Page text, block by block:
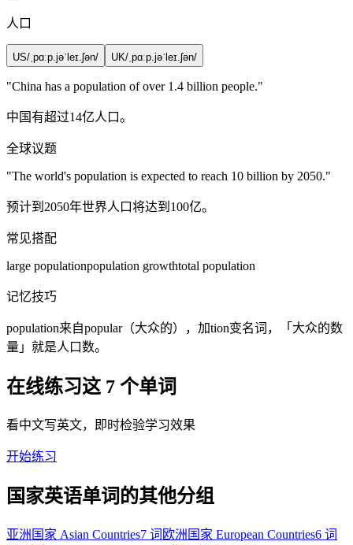
人口
US/ˌpɑːp.jəˈleɪ.ʃən/ UK/ˌpɑːp.jəˈleɪ.ʃən/
"China has a population of over 1.4 billion people."
中国有超过14亿人口。
全球议题
"The world's population is expected to reach 10 billion by 2050."
预计到2050年世界人口将达到100亿。
常见搭配
large populationpopulation growthtotal population
记忆技巧
population来自popular（大众的），加tion变名词，「大众的数
量」就是人口数。
在线练习这 7 个单词
看中文写英文，即时检验学习效果
开始练习
国家英语单词的其他分组
亚洲国家 Asian Countries7 词 欧洲国家 European Countries6 词